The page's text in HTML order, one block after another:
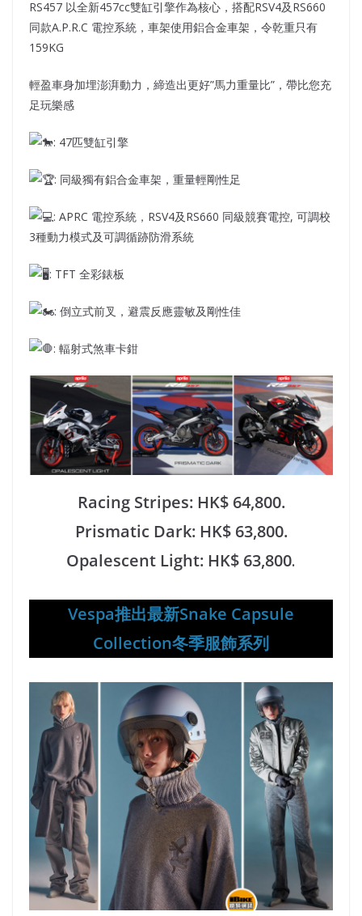
RS457 以全新457cc雙缸引擎作為核心，搭配RSV4及RS660
同款A.P.R.C 電控系統，車架使用鋁合金車架，令乾重只有
159KG
輕盈車身加埋澎湃動力，締造出更好”馬力重量比”，帶比您充
足玩樂感
: 47匹雙缸引擎
: 同級獨有鋁合金車架，重量輕剛性足
: APRC 電控系統，RSV4及RS660 同級競賽電控, 可調校
3種動力模式及可調循跡防滑系統
: TFT 全彩錶板
: 倒立式前叉，避震反應靈敏及剛性佳
: 輻射式煞車卡鉗
Racing Stripes: HK$ 64,800.
Prismatic Dark: HK$ 63,800.
Opalescent Light: HK$ 63,800.
Vespa推出最新Snake Capsule
Collection冬季服飾系列